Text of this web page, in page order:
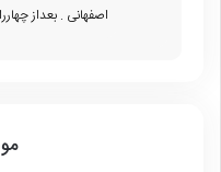
اصفهانی . بعداز